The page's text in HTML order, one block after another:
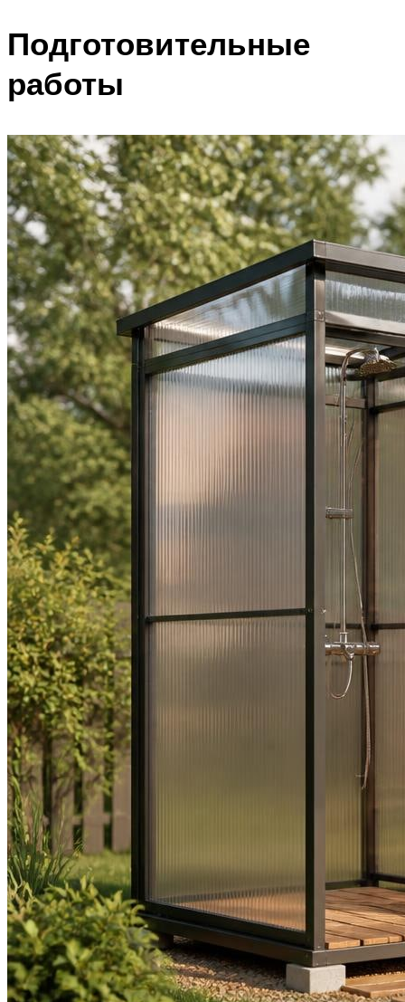
Подготовительные
работы